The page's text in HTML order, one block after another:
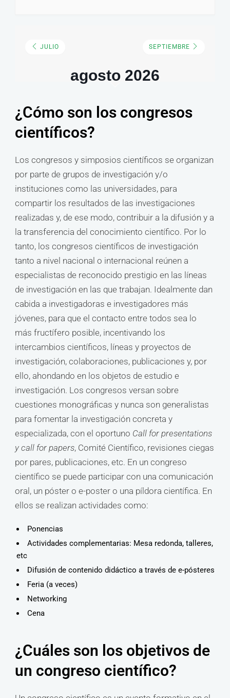
JULIO
agosto 2026
SEPTIEMBRE
¿Cómo son los congresos
científicos?
Los congresos y simposios científicos se organizan
por parte de grupos de investigación y/o
instituciones como las universidades, para
compartir los resultados de las investigaciones
realizadas y, de ese modo, contribuir a la difusión y a
la transferencia del conocimiento científico. Por lo
tanto, los congresos científicos de investigación
tanto a nivel nacional o internacional reúnen a
especialistas de reconocido prestigio en las líneas
de investigación en las que trabajan. Idealmente dan
cabida a investigadoras e investigadores más
jóvenes, para que el contacto entre todos sea lo
más fructífero posible, incentivando los
intercambios científicos, líneas y proyectos de
investigación, colaboraciones, publicaciones y, por
ello, ahondando en los objetos de estudio e
investigación. Los congresos versan sobre
cuestiones monográficas y nunca son generalistas
para fomentar la investigación concreta y
especializada, con el oportuno Call for presentations
y call for papers, Comité Científico, revisiones ciegas
por pares, publicaciones, etc. En un congreso
científico se puede participar con una comunicación
oral, un póster o e-poster o una píldora científica. En
ellos se realizan actividades como:
Ponencias
Actividades complementarias: Mesa redonda, talleres,
etc
Difusión de contenido didáctico a través de e-pósteres
Feria (a veces)
Networking
Cena
¿Cuáles son los objetivos de
un congreso científico?